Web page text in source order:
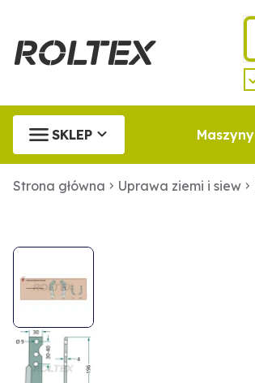
SKLEP Maszyny
Strona główna Uprawa ziemi i siew